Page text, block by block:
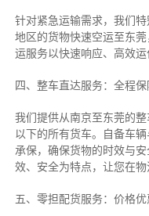
针对紧急运输需求，我们
地区的货物快速空运至东
运服务以快速响应、高效运
四、整车直达服务：全程
我们提供从南京至东莞的
以下的所有货车。自备车
承保，确保货物的时效与
效、安全为特点，让您在物
五、零担配货服务：价格